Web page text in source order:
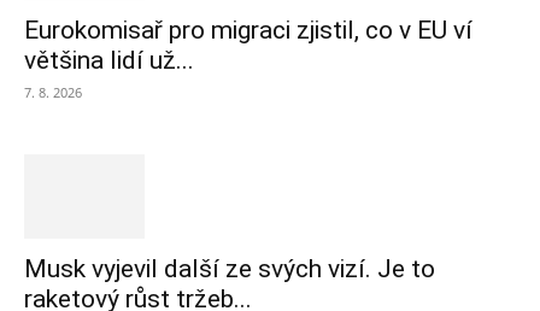
Eurokomisař pro migraci zjistil, co v EU ví
většina lidí už...
7. 8. 2026
Musk vyjevil další ze svých vizí. Je to
raketový růst tržeb...